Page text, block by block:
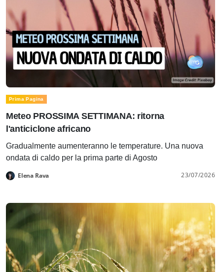
Prima Pagina
Meteo PROSSIMA SETTIMANA: ritorna
l'anticiclone africano
Gradualmente aumenteranno le temperature. Una nuova
ondata di caldo per la prima parte di Agosto
Elena Rava 23/07/2026